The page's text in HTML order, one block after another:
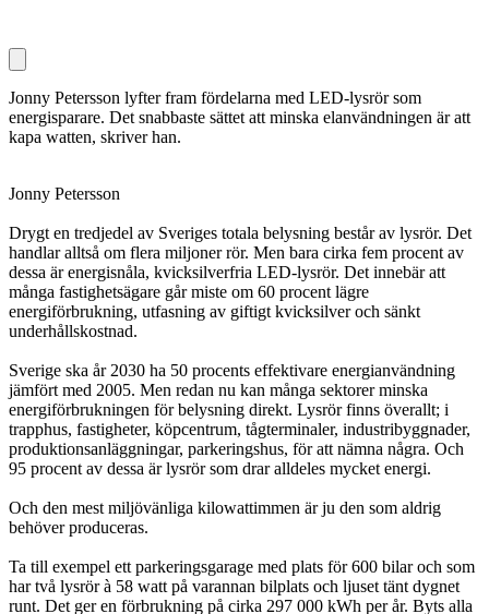
Jonny Petersson lyfter fram fördelarna med LED-lysrör som
energisparare. Det snabbaste sättet att minska elanvändningen är att
kapa watten, skriver han.
Jonny Petersson
Drygt en tredjedel av Sveriges totala belysning består av lysrör. Det
handlar alltså om flera miljoner rör. Men bara cirka fem procent av
dessa är energisnåla, kvicksilverfria LED-lysrör. Det innebär att
många fastighetsägare går miste om 60 procent lägre
energiförbrukning, utfasning av giftigt kvicksilver och sänkt
underhållskostnad.
Sverige ska år 2030 ha 50 procents effektivare energianvändning
jämfört med 2005. Men redan nu kan många sektorer minska
energiförbrukningen för belysning direkt. Lysrör finns överallt; i
trapphus, fastigheter, köpcentrum, tågterminaler, industribyggnader,
produktionsanläggningar, parkeringshus, för att nämna några. Och
95 procent av dessa är lysrör som drar alldeles mycket energi.
Och den mest miljövänliga kilowattimmen är ju den som aldrig
behöver produceras.
Ta till exempel ett parkeringsgarage med plats för 600 bilar och som
har två lysrör à 58 watt på varannan bilplats och ljuset tänt dygnet
runt. Det ger en förbrukning på cirka 297 000 kWh per år. Byts alla